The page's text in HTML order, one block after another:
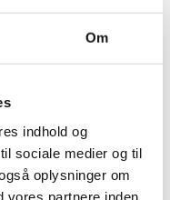
Om
indhold og
sociale medier og til
oplysninger om
vores partnere inden